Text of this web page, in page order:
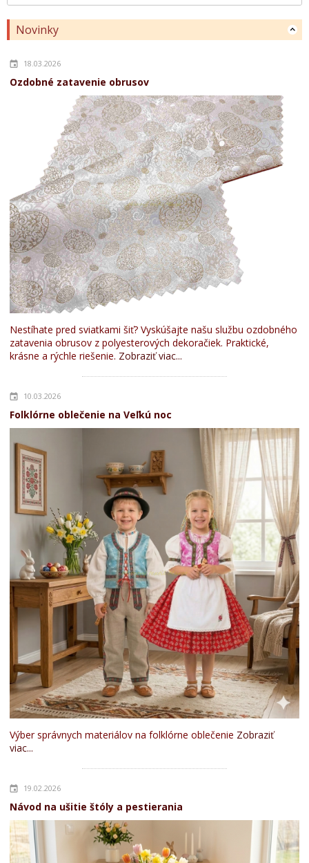
Novinky
18.03.2026
Ozdobné zatavenie obrusov
Nestíhate pred sviatkami šiť? Vyskúšajte našu službu ozdobného
zatavenia obrusov z polyesterových dekoračiek. Praktické,
krásne a rýchle riešenie. Zobraziť viac...
10.03.2026
Folklórne oblečenie na Veľkú noc
Výber správnych materiálov na folklórne oblečenie Zobraziť
viac...
19.02.2026
Návod na ušitie štóly a pestierania